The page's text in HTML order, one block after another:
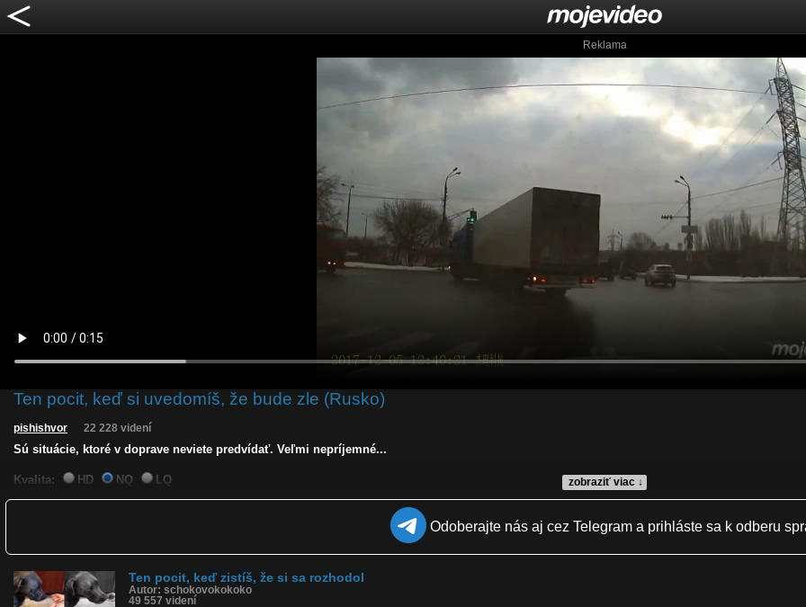
Reklama
Ten pocit, keď si uvedomíš, že bude zle (Rusko)
zobraziť viac ↓
pishishvor 22 228 videní
Sú situácie, ktoré v doprave neviete predvídať. Veľmi nepríjemné...
Kvalita: HD NQ
LQ
Dľžka: 0:15
Tagy: kamión, zrážka, nehoda, situácia, vodič, nešťastie
História sledovanosti videa:
Odoberajte nás aj cez Telegram a prihláste sa k odberu
Ten pocit, keď zistíš, že si sa rozhodol
Autor: schokovokokoko
49 557 videní